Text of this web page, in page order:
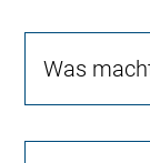
Was